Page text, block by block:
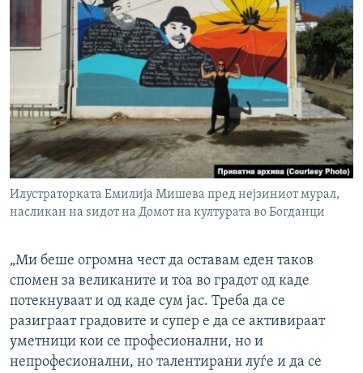
Илустраторката Емилија Мишева пред нејзиниот мурал,
насликан на ѕидот на Домот на културата во Богданци
„Ми беше огромна чест да оставам еден таков
спомен за великаните и тоа во градот од каде
потекнуваат и од каде сум јас. Треба да се
разиграат градовите и супер е да се активираат
уметници кои се професионални, но и
непрофесионални, но талентирани луѓе и да се